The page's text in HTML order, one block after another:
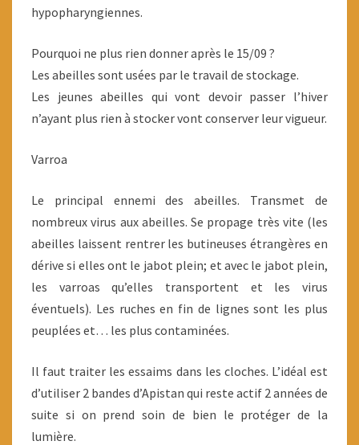
hypopharyngiennes.
Pourquoi ne plus rien donner après le 15/09 ?
Les abeilles sont usées par le travail de stockage.
Les jeunes abeilles qui vont devoir passer l’hiver
n’ayant plus rien à stocker vont conserver leur vigueur.
Varroa
Le principal ennemi des abeilles. Transmet de
nombreux virus aux abeilles. Se propage très vite (les
abeilles laissent rentrer les butineuses étrangères en
dérive si elles ont le jabot plein; et avec le jabot plein,
les varroas qu’elles transportent et les virus
éventuels). Les ruches en fin de lignes sont les plus
peuplées et… les plus contaminées.
Il faut traiter les essaims dans les cloches. L’idéal est
d’utiliser 2 bandes d’Apistan qui reste actif 2 années de
suite si on prend soin de bien le protéger de la
lumière.